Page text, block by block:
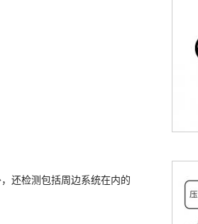
还检测包括周边系统在内的